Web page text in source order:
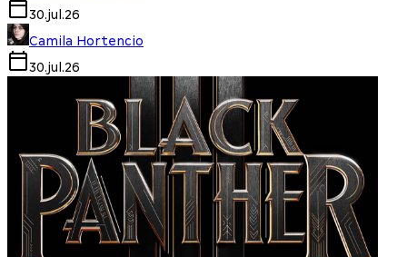
30.jul.26
Camila Hortencio
30.jul.26